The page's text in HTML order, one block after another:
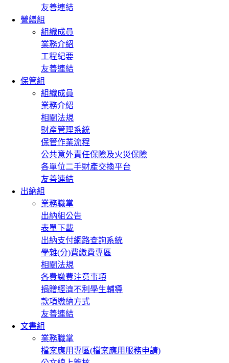
友善連結
營繕組
組織成員
業務介紹
工程紀要
友善連結
保管組
組織成員
業務介紹
相關法規
財產管理系統
保管作業流程
公共意外責任保險及火災保險
各單位二手財產交換平台
友善連結
出納組
業務職掌
出納組公告
表單下載
出納支付網路查詢系統
學雜(分)費繳費專區
相關法規
各費繳費注意事項
捐贈經濟不利學生輔導
款項繳納方式
友善連結
文書組
業務職掌
檔案應用專區(檔案應用服務申請)